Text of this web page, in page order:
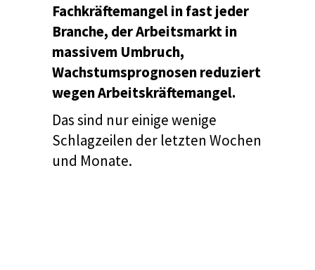
Fachkräftemangel in fast jeder
Branche, der Arbeitsmarkt in
massivem Umbruch,
Wachstumsprognosen reduziert
wegen Arbeitskräftemangel.
Das sind nur einige wenige
Schlagzeilen der letzten Wochen
und Monate.